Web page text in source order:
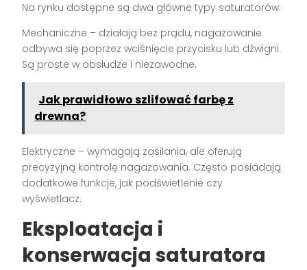
Na rynku dostępne są dwa główne typy saturatorów:
Mechaniczne – działają bez prądu, nagazowanie
odbywa się poprzez wciśnięcie przycisku lub dźwigni.
Są proste w obsłudze i niezawodne.
Jak prawidłowo szlifować farbę z
drewna?
Elektryczne – wymagają zasilania, ale oferują
precyzyjną kontrolę nagazowania. Często posiadają
dodatkowe funkcje, jak podświetlenie czy
wyświetlacz.
Eksploatacja i
konserwacja saturatora